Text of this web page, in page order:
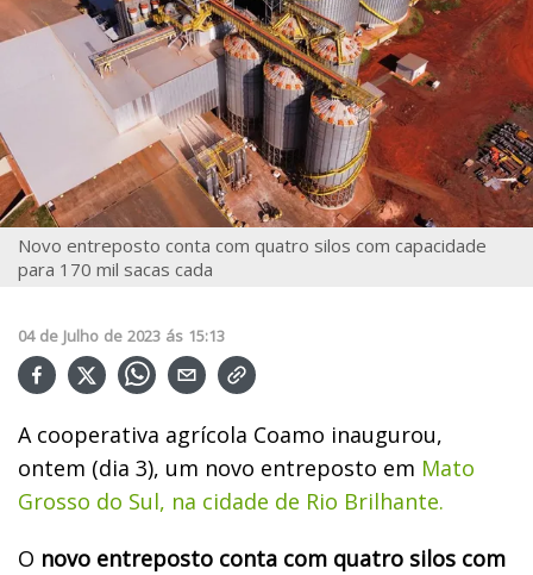
Novo entreposto conta com quatro silos com capacidade
para 170 mil sacas cada
04 de Julho de 2023 ás 15:13
A cooperativa agrícola Coamo inaugurou,
ontem (dia 3), um novo entreposto em Mato
Grosso do Sul, na cidade de Rio Brilhante.
O novo entreposto conta com quatro silos com